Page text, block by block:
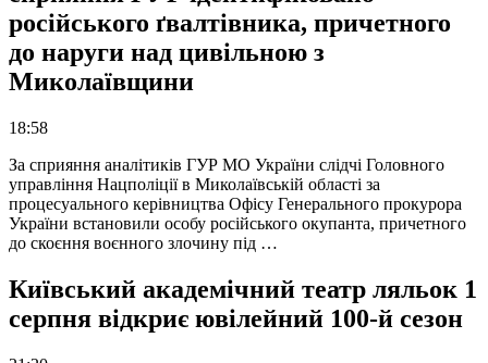
російського ґвалтівника, причетного
до наруги над цивільною з
Миколаївщини
18:58
За сприяння аналітиків ГУР МО України слідчі Головного
управління Нацполіції в Миколаївській області за
процесуального керівництва Офісу Генерального прокурора
України встановили особу російського окупанта, причетного
до скоєння воєнного злочину під …
Київський академічний театр ляльок 1
серпня відкриє ювілейний 100-й сезон